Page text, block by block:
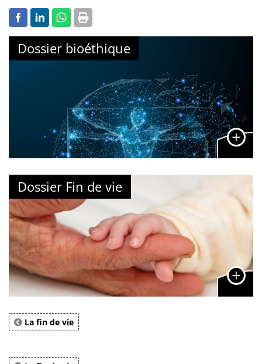
Dossier bioéthique
Dossier Fin de vie
La fin de vie